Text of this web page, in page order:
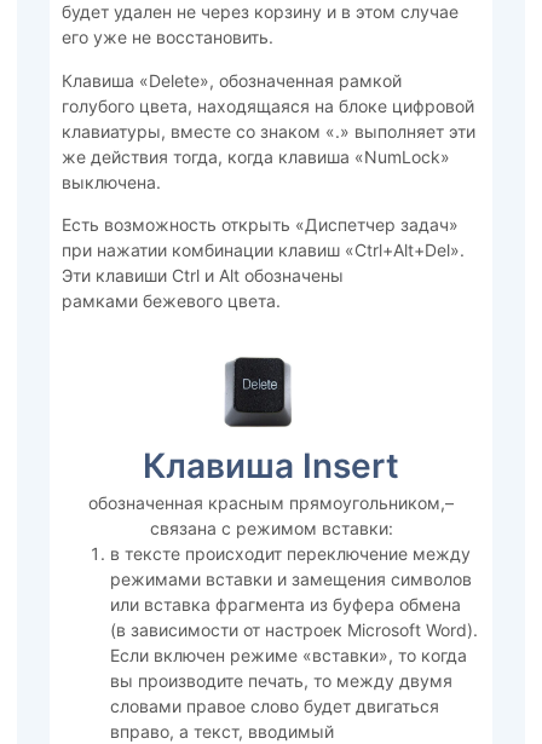
будет удален не через корзину и в этом случае
его уже не восстановить.
Клавиша «Delete», обозначенная рамкой
голубого цвета, находящаяся на блоке цифровой
клавиатуры, вместе со знаком «.» выполняет эти
же действия тогда, когда клавиша «NumLock»
выключена.
Есть возможность открыть «Диспетчер задач»
при нажатии комбинации клавиш «Ctrl+Alt+Del».
Эти клавиши Ctrl и Alt обозначены
рамками бежевого цвета.
Клавиша Insert
обозначенная красным прямоугольником,–
связана с режимом вставки:
в тексте происходит переключение между
режимами вставки и замещения символов
или вставка фрагмента из буфера обмена
(в зависимости от настроек Microsoft Word).
Если включен режиме «вставки», то когда
вы производите печать, то между двумя
словами правое слово будет двигаться
вправо, а текст, вводимый